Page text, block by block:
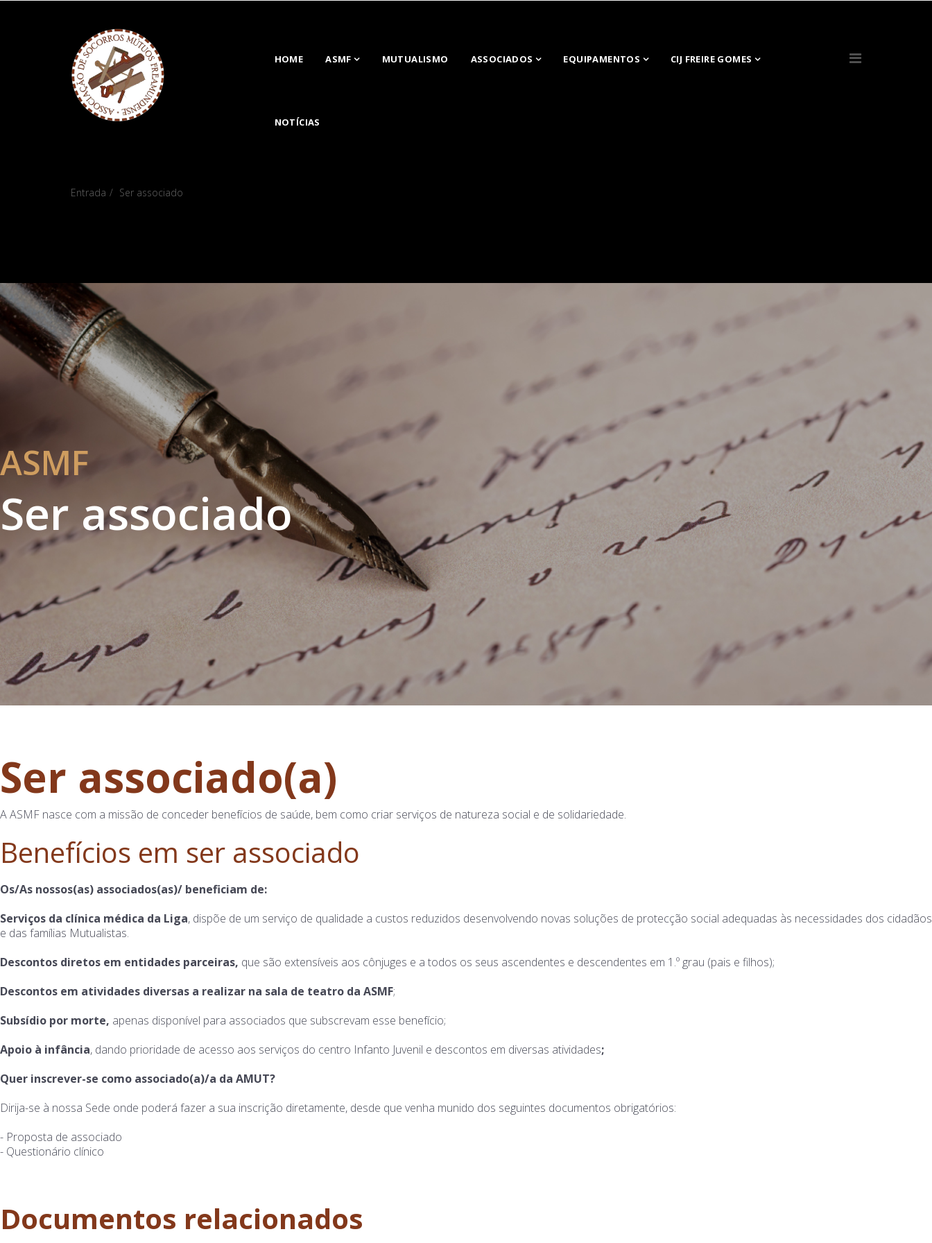
HOME ASMF MUTUALISMO ASSOCIADOS EQUIPAMENTOS CIJ FREIRE GOMES
NOTÍCIAS
Entrada Ser associado
ASMF
Ser associado
Ser associado(a)
A ASMF nasce com a missão de conceder benefícios de saúde, bem como criar serviços de natureza social e de solidariedade.
Benefícios em ser associado
Os/As nossos(as) associados(as)/ beneficiam de:
Serviços da clínica médica da Liga, dispõe de um serviço de qualidade a custos reduzidos desenvolvendo novas soluções de protecção social adequadas às necessidades dos cidadãos
e das famílias Mutualistas.
Descontos diretos em entidades parceiras, que são extensíveis aos cônjuges e a todos os seus ascendentes e descendentes em 1.º grau (pais e filhos);
Descontos em atividades diversas a realizar na sala de teatro da ASMF;
Subsídio por morte, apenas disponível para associados que subscrevam esse benefício;
Apoio à infância, dando prioridade de acesso aos serviços do centro Infanto Juvenil e descontos em diversas atividades;
Quer inscrever-se como associado(a)/a da AMUT?
Dirija-se à nossa Sede onde poderá fazer a sua inscrição diretamente, desde que venha munido dos seguintes documentos obrigatórios:
- Proposta de associado
- Questionário clínico
Documentos relacionados